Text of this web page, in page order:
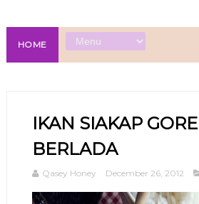
HOME
IKAN SIAKAP
BERLADA
Qasey Honey December 26, 2012